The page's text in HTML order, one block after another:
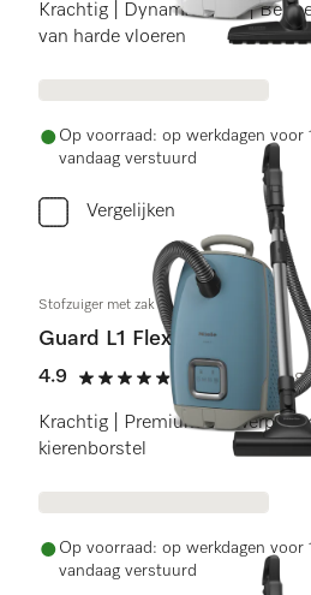
Krachtig | DynamicDrive |
van harde vloeren
Op voorraad: op werkdagen voor
vandaag verstuurd
Vergelijken
Stofzuiger met zak
Guard L1 Flex
4.9
4.9 sterren op 5
(9
Krachtig | Premium ontwerp |
kierenborstel
Op voorraad: op werkdagen voor
vandaag verstuurd